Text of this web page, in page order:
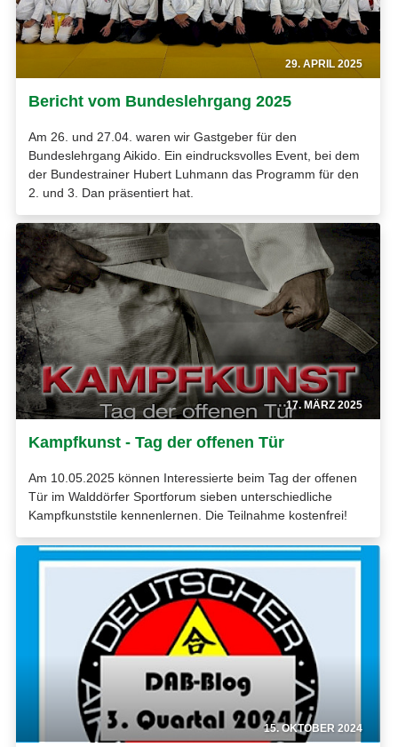
29. APRIL 2025
Bericht vom Bundeslehrgang 2025
Am 26. und 27.04. waren wir Gastgeber für den
Bundeslehrgang Aikido. Ein eindrucksvolles Event, bei dem
der Bundestrainer Hubert Luhmann das Programm für den
2. und 3. Dan präsentiert hat.
17. MÄRZ 2025
Kampfkunst - Tag der offenen Tür
Am 10.05.2025 können Interessierte beim Tag der offenen
Tür im Walddörfer Sportforum sieben unterschiedliche
Kampfkunststile kennenlernen. Die Teilnahme kostenfrei!
15. OKTOBER 2024